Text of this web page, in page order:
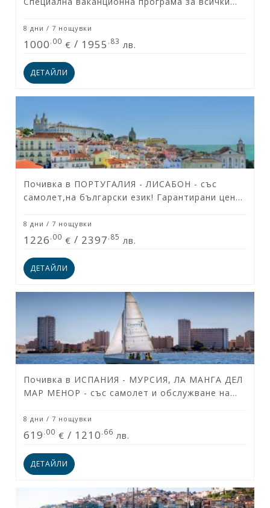
8 дни / 7 нощувки
1000.00 € / 1955 .83 лв.
ДЕТАЙЛИ
Почивка в ПОРТУГАЛИЯ - ЛИСАБОН - със
самолет,на български език! Гарантирани цени
8 дни / 7 нощувки
1226.00 € / 2397.85 лв.
ДЕТАЙЛИ
Почивка в ИСПАНИЯ - МУРСИЯ, ЛА МАНГА ДЕЛ
МАР МЕНОР - със самолет и обслужване на
8 дни / 7 нощувки
619.00 € / 1210.66 лв.
ДЕТАЙЛИ